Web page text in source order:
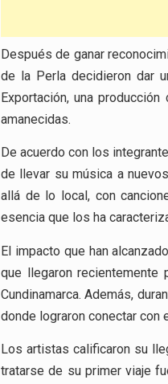
Después de ganar
de la Perla decidieron dar
Exportación, una
amanecidas.
De acuerdo con los
de llevar su música a
allá de lo local, con
esencia que los ha
El impacto que han
que llegaron recientemente
Cundinamarca. Además,
donde lograron conectar con
Los artistas calificaron su
tratarse de su primer viaje